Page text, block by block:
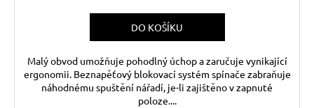
DO KOŠÍKU
Malý obvod umožňuje pohodlný úchop a zaručuje vynikající
ergonomii. Beznapěťový blokovací systém spínače zabraňuje
náhodnému spuštění nářadí, je-li zajištěno v zapnuté
poloze....